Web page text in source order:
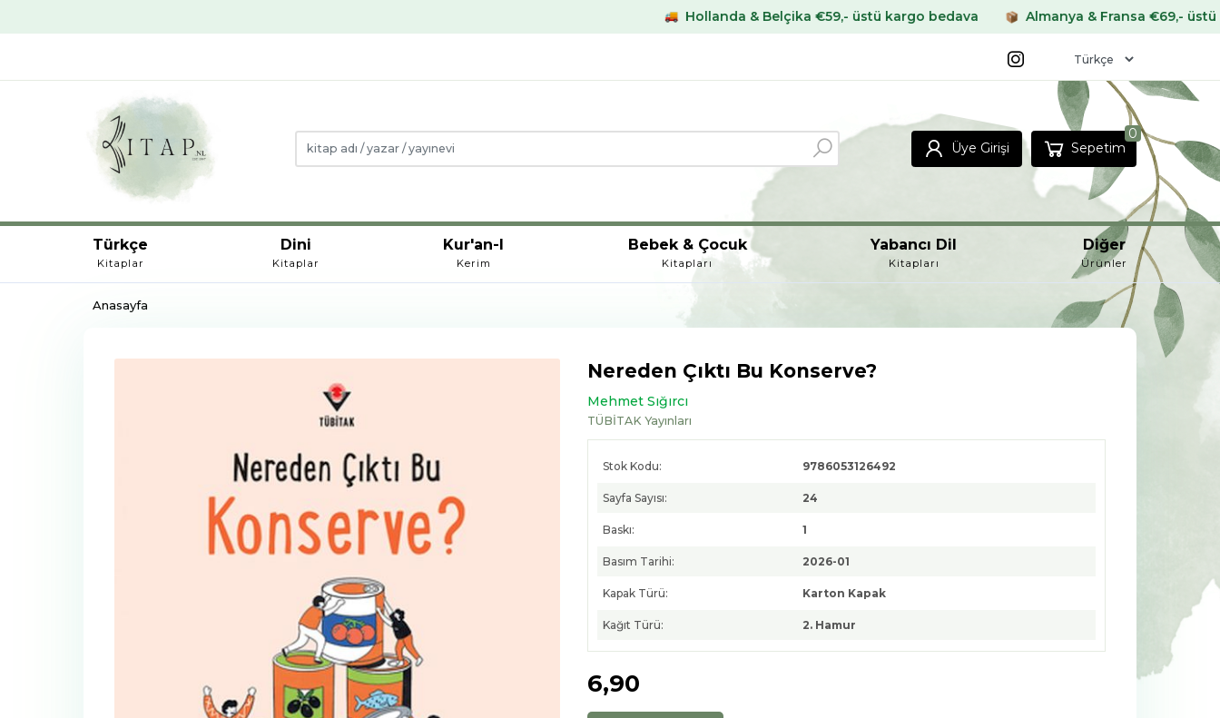
Hollanda & Belçika €59,- üstü kargo bedava Almanya & Fransa €69,- üstü kargo bedava
Üye Girişi Sepetim
0
Türkçe
Kitaplar
Dini
Kitaplar
Kur'an-I
Kerim
Bebek & Çocuk
Kitapları
Yabancı Dil
Kitapları
Diğer
Ürünler
Anasayfa
Nereden Çıktı Bu Konserve?
Mehmet Sığırcı
TÜBİTAK Yayınları
Stok Kodu: 9786053126492
Sayfa Sayısı: 24
Baskı: 1
Basım Tarihi: 2026-01
Kapak Türü: Karton Kapak
Kağıt Türü: 2. Hamur
6,90